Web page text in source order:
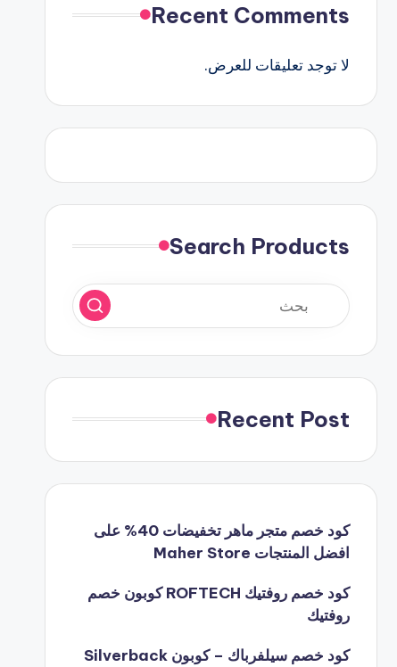
Recent Comments
لا توجد تعليقات للعرض.
Search Products
Recent Post
كود خصم متجر ماهر تخفيضات 40% على
افضل المنتجات Maher Store
كود خصم روفتيك ROFTECH كوبون خصم
روفتيك
كود خصم سيلفرباك – كوبون Silverback